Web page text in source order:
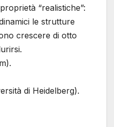
“realistiche”:
le strutture
crescere di otto
di Heidelberg).